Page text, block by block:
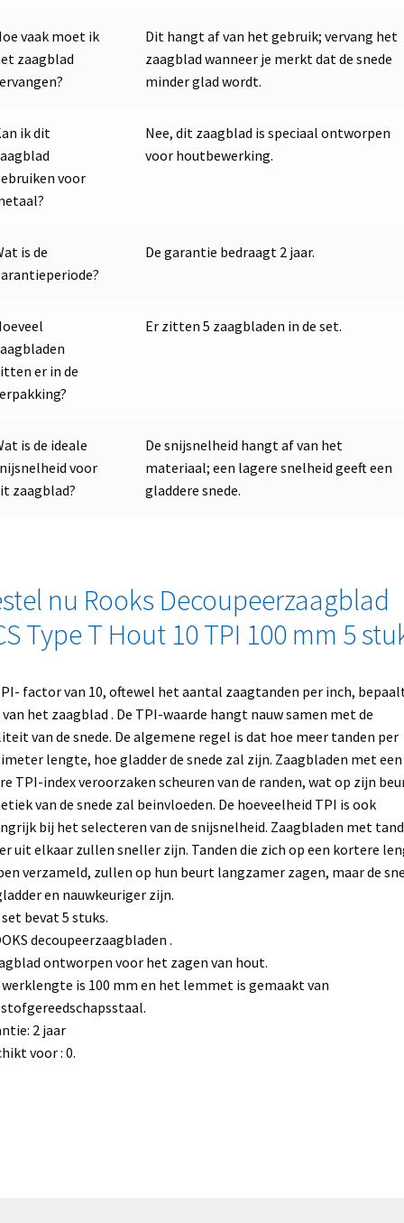
vaak moet ik
zaagblad
Dit hangt af van het gebruik; vervang het
zaagblad wanneer je merkt dat de snede
minder glad wordt.
ik dit
voor
Nee, dit zaagblad is speciaal ontworpen
voor houtbewerking.
is de
De garantie bedraagt 2 jaar.
er in de
Er zitten 5 zaagbladen in de set.
is de ideale
voor
zaagblad?
De snijsnelheid hangt af van het
materiaal; een lagere snelheid geeft een
gladdere snede.
nu Rooks Decoupeerzaagblad
Type T Hout 10 TPI 100 mm 5
factor van 10, oftewel het aantal zaagtanden per inch,
het zaagblad . De TPI-waarde hangt nauw samen met de
van de snede. De algemene regel is dat hoe meer tanden per
lengte, hoe gladder de snede zal zijn. Zaagbladen met een
TPI-index veroorzaken scheuren van de randen, wat op zijn
van de snede zal beinvloeden. De hoeveelheid TPI is ook
bij het selecteren van de snijsnelheid. Zaagbladen met
uit elkaar zullen sneller zijn. Tanden die zich op een kortere
verzameld, zullen op hun beurt langzamer zagen, maar de
en nauwkeuriger zijn.
set bevat 5 stuks.
decoupeerzaagbladen .
ontworpen voor het zagen van hout.
werklengte is 100 mm en het lemmet is gemaakt van
2 jaar
voor : 0.